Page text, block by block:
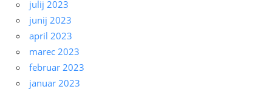
julij 2023
junij 2023
april 2023
marec 2023
februar 2023
januar 2023